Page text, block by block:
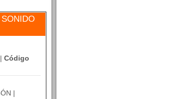
Código
|